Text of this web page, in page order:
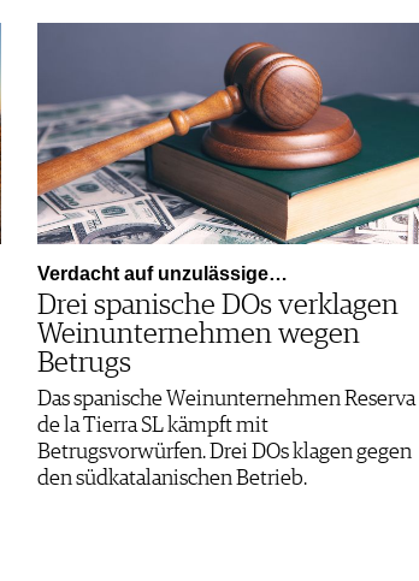
Verdacht auf unzulässige…
Drei spanische DOs verklagen
Weinunternehmen wegen
Betrugs
Das spanische Weinunternehmen Reserva
de la Tierra SL kämpft mit
Betrugsvorwürfen. Drei DOs klagen gegen
den südkatalanischen Betrieb.